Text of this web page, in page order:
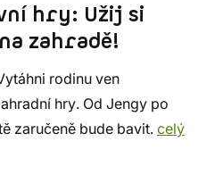
hry: Užij si
zahradě!
rodinu ven
hry. Od Jengy po
zaručeně bude bavit. celý